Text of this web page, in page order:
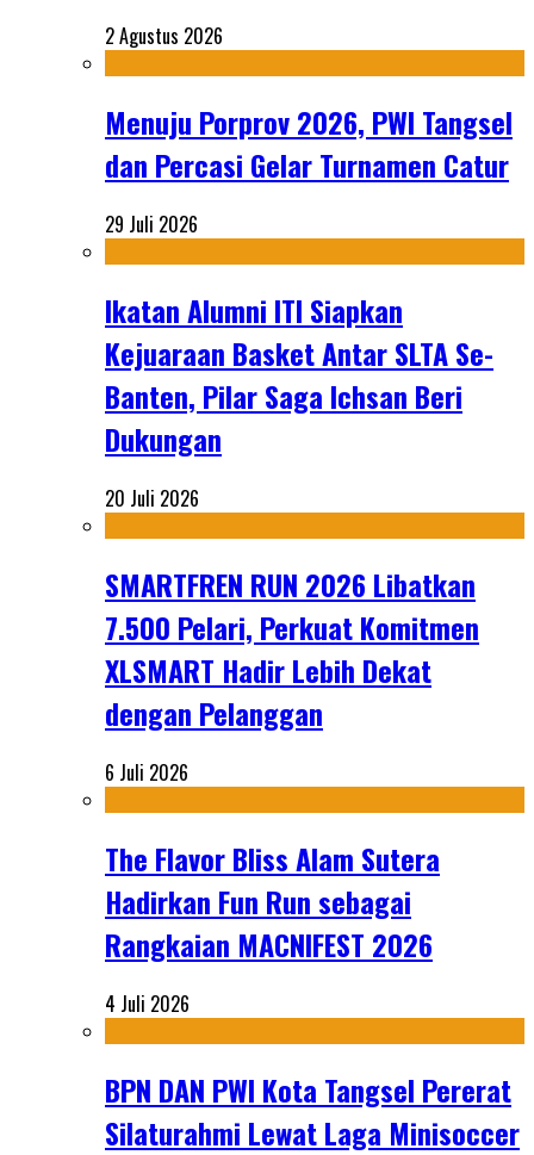
2 Agustus 2026
Menuju Porprov 2026, PWI Tangsel
dan Percasi Gelar Turnamen Catur
29 Juli 2026
Ikatan Alumni ITI Siapkan
Kejuaraan Basket Antar SLTA Se-
Banten, Pilar Saga Ichsan Beri
Dukungan
20 Juli 2026
SMARTFREN RUN 2026 Libatkan
7.500 Pelari, Perkuat Komitmen
XLSMART Hadir Lebih Dekat
dengan Pelanggan
6 Juli 2026
The Flavor Bliss Alam Sutera
Hadirkan Fun Run sebagai
Rangkaian MACNIFEST 2026
4 Juli 2026
BPN DAN PWI Kota Tangsel Pererat
Silaturahmi Lewat Laga Minisoccer